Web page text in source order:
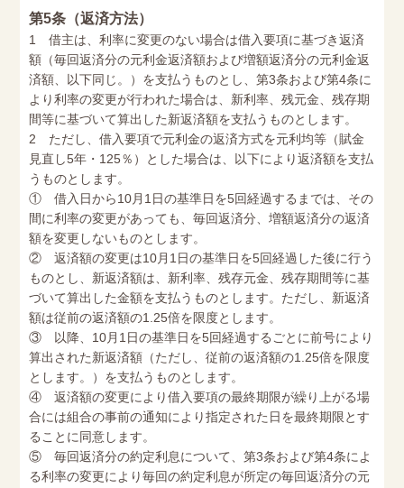
第5条（返済方法）
1 借主は、利率に変更のない場合は借入要項に基づき返済
額（毎回返済分の元利金返済額および増額返済分の元利金返
済額、以下同じ。）を支払うものとし、第3条および第4条に
より利率の変更が行われた場合は、新利率、残元金、残存期
間等に基づいて算出した新返済額を支払うものとします。
2 ただし、借入要項で元利金の返済方式を元利均等（賦金
見直し5年・125％）とした場合は、以下により返済額を支払
うものとします。
① 借入日から10月1日の基準日を5回経過するまでは、その
間に利率の変更があっても、毎回返済分、増額返済分の返済
額を変更しないものとします。
② 返済額の変更は10月1日の基準日を5回経過した後に行う
ものとし、新返済額は、新利率、残存元金、残存期間等に基
づいて算出した金額を支払うものとします。ただし、新返済
額は従前の返済額の1.25倍を限度とします。
③ 以降、10月1日の基準日を5回経過するごとに前号により
算出された新返済額（ただし、従前の返済額の1.25倍を限度
とします。）を支払うものとします。
④ 返済額の変更により借入要項の最終期限が繰り上がる場
合には組合の事前の通知により指定された日を最終期限とす
ることに同意します。
⑤ 毎回返済分の約定利息について、第3条および第4条によ
る利率の変更により毎回の約定利息が所定の毎回返済分の元